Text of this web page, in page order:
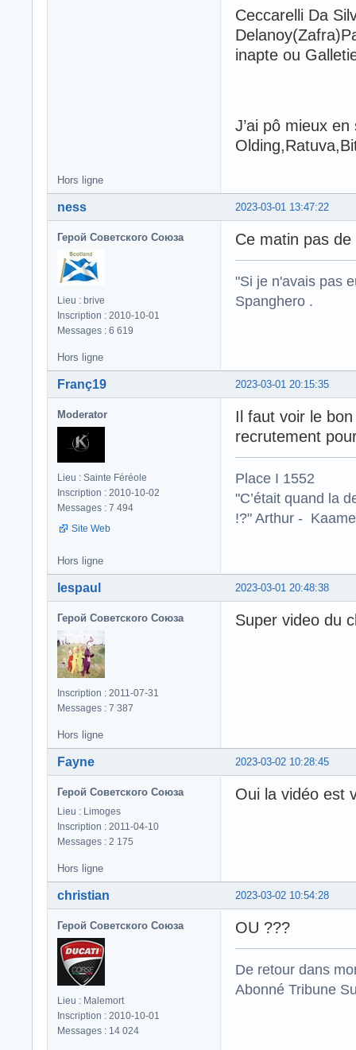
Ceccarelli Da
inapte ou
J’ai pô mieux
Hors ligne
2023-03-01 13:47:22
ness
Герой Советского Союза
Lieu : brive
Inscription : 2010-10-01
Messages : 6 619
Ce matin pas
"Si je n'avais pas
Spanghero .
Hors ligne
2023-03-01 20:15:35
Franç19
Moderator
Lieu : Sainte Féréole
Inscription : 2010-10-02
Messages : 7 494
Site Web
Il faut voir le
recrutement
Place I 1552
"C’était quand la
!?" Arthur -
Hors ligne
2023-03-01 20:48:38
lespaul
Герой Советского Союза
Inscription : 2011-07-31
Messages : 7 387
Super video du
Hors ligne
2023-03-02 10:28:45
Fayne
Герой Советского Союза
Lieu : Limoges
Inscription : 2011-04-10
Messages : 2 175
Oui la vidéo est
Hors ligne
2023-03-02 10:54:28
christian
Герой Советского Союза
Lieu : Malemort
Inscription : 2010-10-01
Messages : 14 024
OU ???
De retour dans
Abonné Tribune